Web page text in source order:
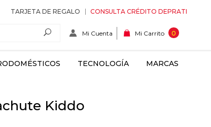
TARJETA DE REGALO CONSULTA CRÉDITO DEPRATI
Mi Cuenta Mi Carrito 0
TECNOLOGÍA MARCAS
Kiddo